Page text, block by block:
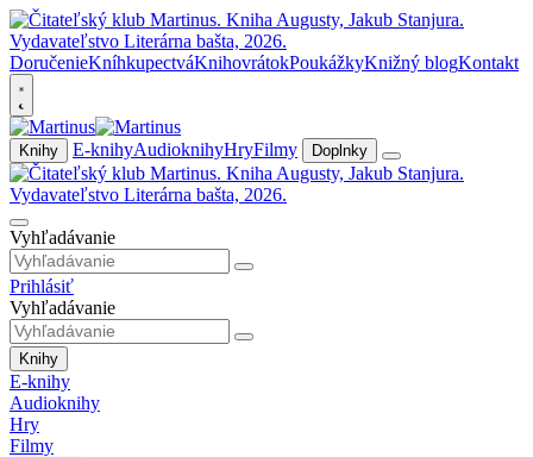
DoručenieKníhkupectváKnihovrátokPoukážkyKnižný blogKontakt
Knihy E-knihyAudioknihyHryFilmy Doplnky
Vyhľadávanie
Prihlásiť
Vyhľadávanie
Knihy
E-knihy
Audioknihy
Hry
Filmy